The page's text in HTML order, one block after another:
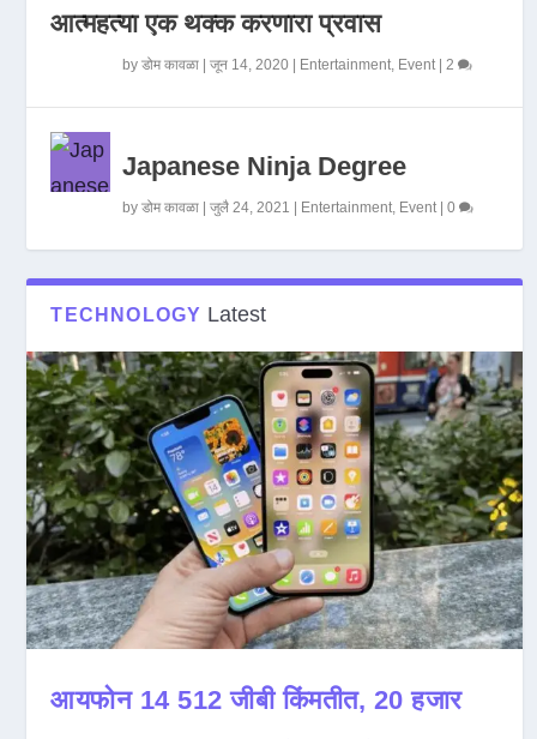
आत्महत्या एक थक्क करणारा प्रवास
byडोम कावळा |जून 14, 2020 Entertainment, Event|2
Japanese Ninja Degree
byडोम कावळा |जुलै 24, 2021 Entertainment, Event|0
TECHNOLOGY Latest
आयफोन 14 512 जीबी किंमतीत, 20 हजार